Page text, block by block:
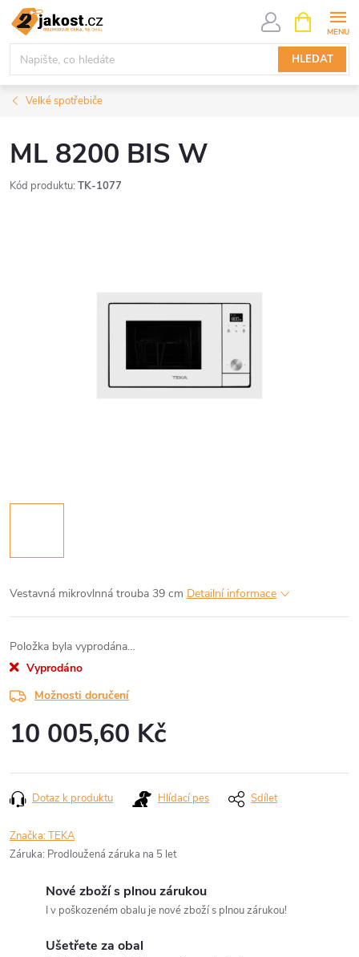
Přejít
obsah
HLEDAT
NÁKUPNÍ
KOŠÍK
Velké spotřebiče
ML 8200 BIS W
Kód produktu: TK-1077
Vestavná mikrovlnná trouba 39 cm Detailní informace
Položka byla vyprodána…
Vyprodáno
Možnosti doručení
10 005,60 Kč
cena:
Dotaz k produktu Hlídací pes Sdílet
Značka:TEKA
Záruka: Prodloužená záruka na 5 let
Nové zboží s plnou zárukou
I v poškozeném obalu je nové zboží s plnou zárukou!
Ušetřete za obal